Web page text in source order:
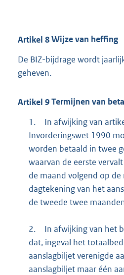
Artikel 8Wijze van heffing
De BIZ-bijdrage wordt
geheven.
Artikel 9Termijnen van
1.
In afwijking van
Invorderingswet 1990
worden betaald in twee
waarvan de eerste
de maand volgend op de
dagtekening van het
de tweede twee
2.
In afwijking van het
dat, ingeval het
aanslagbiljet verenigde
aanslagbiljet maar één